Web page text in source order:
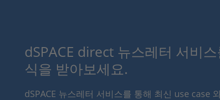
dSPACE direct 뉴스레터 서비
식을 받아보세요.
dSPACE 뉴스레터 서비스를 통해 최신 use case